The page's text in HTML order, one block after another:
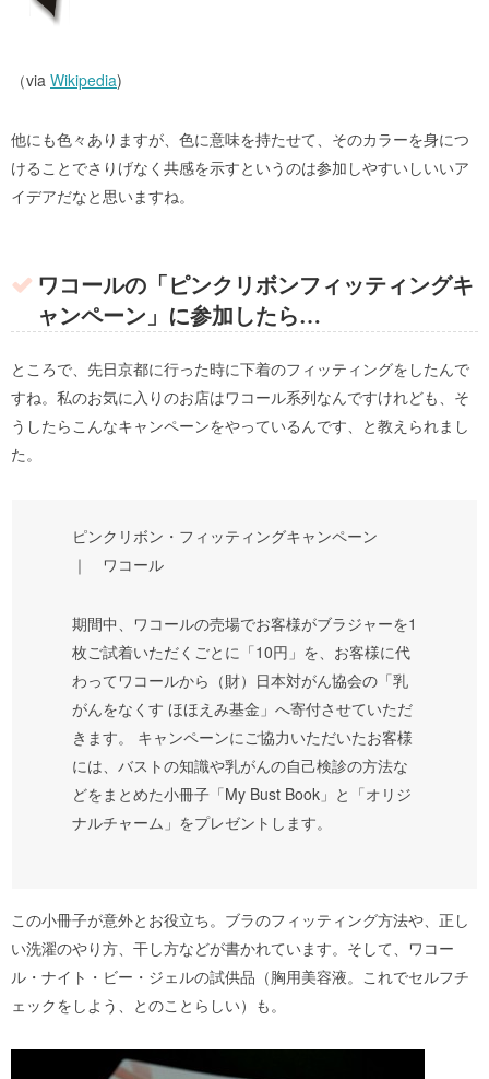
（via Wikipedia)
他にも色々ありますが、色に意味を持たせて、そのカラーを身につ
けることでさりげなく共感を示すというのは参加しやすいしいいア
イデアだなと思いますね。
ワコールの「ピンクリボンフィッティングキ
ャンペーン」に参加したら…
ところで、先日京都に行った時に下着のフィッティングをしたんで
すね。私のお気に入りのお店はワコール系列なんですけれども、そ
うしたらこんなキャンペーンをやっているんです、と教えられまし
た。
ピンクリボン・フィッティングキャンペーン
｜ ワコール
期間中、ワコールの売場でお客様がブラジャーを1
枚ご試着いただくごとに「10円」を、お客様に代
わってワコールから（財）日本対がん協会の「乳
がんをなくす ほほえみ基金」へ寄付させていただ
きます。 キャンペーンにご協力いただいたお客様
には、バストの知識や乳がんの自己検診の方法な
どをまとめた小冊子「My Bust Book」と「オリジ
ナルチャーム」をプレゼントします。
この小冊子が意外とお役立ち。ブラのフィッティング方法や、正し
い洗濯のやり方、干し方などが書かれています。そして、ワコー
ル・ナイト・ビー・ジェルの試供品（胸用美容液。これでセルフチ
ェックをしよう、とのことらしい）も。